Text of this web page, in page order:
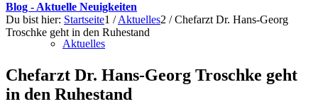
Aktuelles
Blog - Aktuelle Neuigkeiten
Du bist hier: Startseite1 / Aktuelles2 / Chefarzt Dr. Hans-Georg
Troschke geht in den Ruhestand
Chefarzt Dr. Hans-Georg Troschke geht
in den Ruhestand